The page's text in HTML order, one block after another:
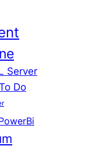
Server
Do